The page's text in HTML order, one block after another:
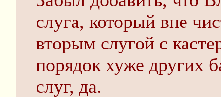
слуга, который вне
вторым слугой с
порядок хуже других
слуг, да.